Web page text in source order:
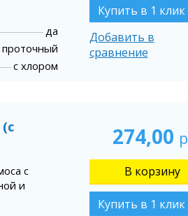
да
проточный
с хлором
Купить в 1 клик
Добавить в
сравнение
с
и
274,00
Купить в 1 клик